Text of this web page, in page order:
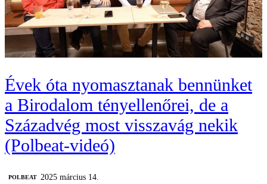
Évek óta nyomasztanak bennünket
a Birodalom tényellenőrei, de a
Századvég most visszavág nekik
(Polbeat-videó)
‎POLBEAT
2025 március 14.